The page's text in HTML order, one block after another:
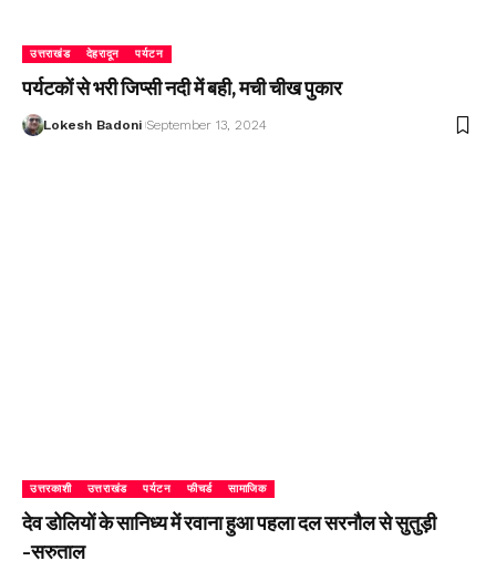
उत्तराखंड देहरादून पर्यटन
पर्यटकों से भरी जिप्सी नदी में बही, मची चीख पुकार
Lokesh Badoni September 13, 2024
उत्तरकाशी उत्तराखंड पर्यटन फीचर्ड सामाजिक
देव डोलियों के सानिध्य में रवाना हुआ पहला दल सरनौल से सुतुड़ी
-सरुताल